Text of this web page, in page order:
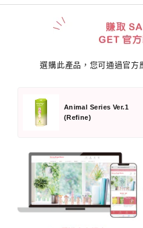
選購此產品，您可通過官方
Animal Series Ver.1
(Refine)